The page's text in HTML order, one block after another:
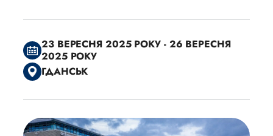
23 ВЕРЕСНЯ 2025 РОКУ - 26 ВЕРЕСНЯ
2025 РОКУ
ГДАНСЬК